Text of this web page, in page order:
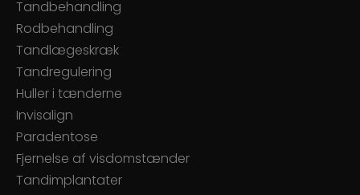
Tandbehandling
Rodbehandling
Tandlægeskræk
Tandregulering
Huller i tænderne
Invisalign
Paradentose
Fjernelse af visdomstænder
Tandimplantater